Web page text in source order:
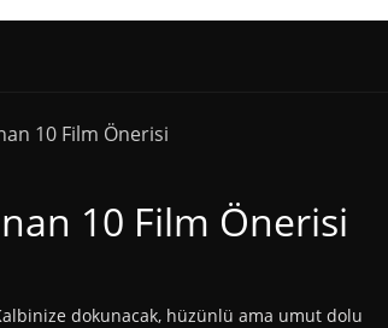
10 Film Önerisi
dokunacak, hüzünlü ama umut dolu